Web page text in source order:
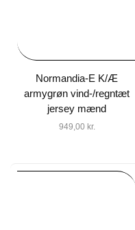
Normandia-E K/Æ
armygrøn vind-/regntæt
jersey mænd
949,00 kr.